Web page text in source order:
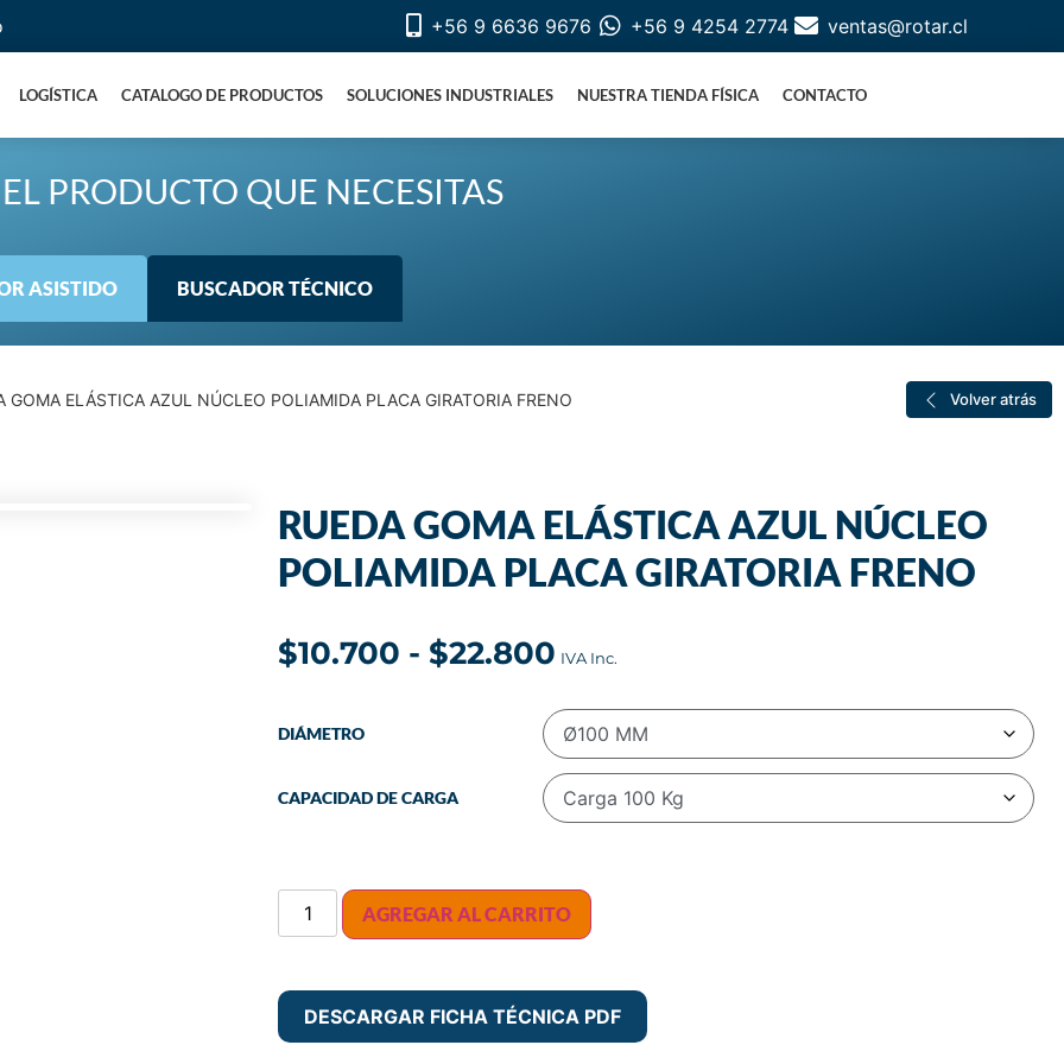
+56 9 6636 9676 +56 9 4254 2774 ventas@rotar.cl
LOGÍSTICA CATALOGO DE PRODUCTOS SOLUCIONES INDUSTRIALES NUESTRA TIENDA FÍSICA CONTACTO
PRODUCTO QUE NECESITAS
ASISTIDO BUSCADOR TÉCNICO
GOMA ELÁSTICA AZUL NÚCLEO POLIAMIDA PLACA GIRATORIA FRENO Volver atrás
RUEDA GOMA ELÁSTICA AZUL NÚCLEO
POLIAMIDA PLACA GIRATORIA FRENO
$10.700 - $22.800
DIÁMETRO
CAPACIDAD DE CARGA
AGREGAR AL CARRITO
DESCARGAR FICHA TÉCNICA PDF